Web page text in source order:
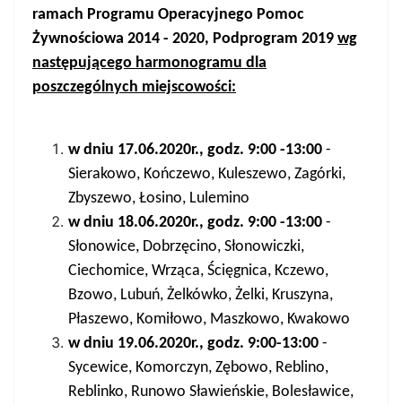
ramach Programu Operacyjnego Pomoc
Żywnościowa 2014 - 2020, Podprogram 2019 wg
następującego harmonogramu dla
poszczególnych miejscowości:
w dniu 17.06.2020r., godz. 9:00 -13:00 -
Sierakowo, Kończewo, Kuleszewo, Zagórki,
Zbyszewo, Łosino, Lulemino
w dniu 18.06.2020r., godz. 9:00 -13:00 -
Słonowice, Dobrzęcino, Słonowiczki,
Ciechomice, Wrząca, Ścięgnica, Kczewo,
Bzowo, Lubuń, Żelkówko, Żelki, Kruszyna,
Płaszewo, Komiłowo, Maszkowo, Kwakowo
w dniu 19.06.2020r., godz. 9:00-13:00 -
Sycewice, Komorczyn, Zębowo, Reblino,
Reblinko, Runowo Sławieńskie, Bolesławice,